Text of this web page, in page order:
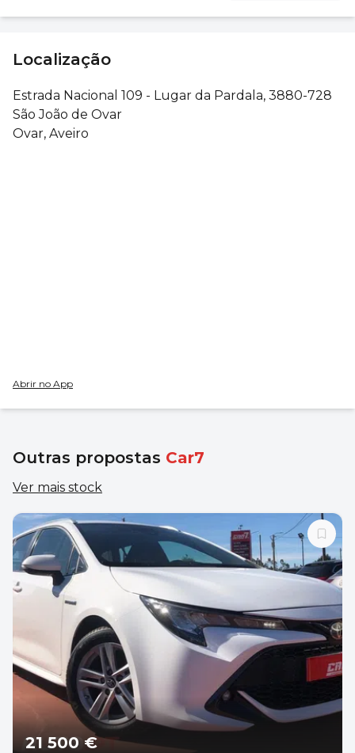
Localização
Estrada Nacional 109 - Lugar da Pardala, 3880-728
São João de Ovar
Ovar, Aveiro
Abrir no App
Outras propostas Car7
Ver mais stock
21 500 €